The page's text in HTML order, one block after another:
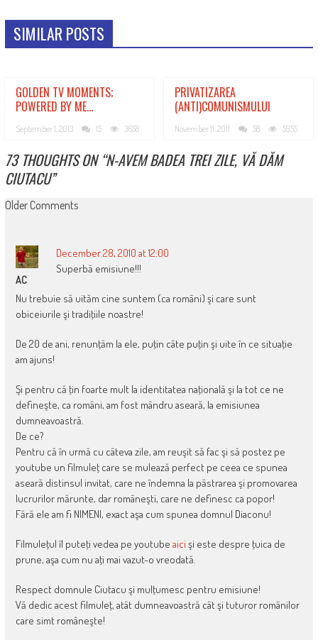
SIMILAR POSTS
GOLDEN TV MOMENTS;
POWERED BY ME…
September 1, 2013 15 3658
PRIVATIZAREA
(ANTI)COMUNISMULUI
November 11, 2011 58 5955
73 THOUGHTS ON “N-AVEM BADEA TREI ZILE, VĂ DĂM
CIUTACU”
COMMENT
Older Comments
AC
December 28, 2010 at 12:00
Superbă emisiune!!!
Nu trebuie să uităm cine suntem (ca români) şi care sunt
obiceiurile şi tradiţiile noastre!
De 20 de ani, renunţăm la ele, puţin câte puţin şi uite în ce situaţie
am ajuns!
Şi pentru că ţin foarte mult la identitatea naţională şi la tot ce ne
defineşte, ca români, am fost mândru aseară, la emisiunea
dumneavoastră.
De ce?
Pentru că în urmă cu câteva zile, am reuşit să fac şi să postez pe
youtube un filmuleţ care se mulează perfect pe ceea ce spunea
aseară distinsul invitat, care ne îndemna la păstrarea şi promovarea
lucrurilor mărunte, dar româneşti, care ne definesc ca popor!
Fără ele am fi NIMENI, exact aşa cum spunea domnul Diaconu!
Filmuleţul îl puteţi vedea pe youtube aici şi este despre ţuica de
prune, aşa cum nu aţi mai vazut-o vreodată.
Respect domnule Ciutacu şi mulţumesc pentru emisiune!
Vă dedic acest filmuleţ, atât dumneavoastră cât şi tuturor românilor
care simt româneşte!